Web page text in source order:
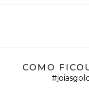
COMO
#joiasgold